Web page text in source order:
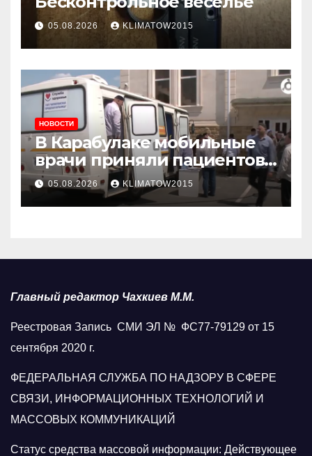
05.08.2026 KLIMATOW2015
НОВОСТИ
В Карабулаке мобильные
врачи приняли пациентов
у стен мечети
05.08.2026 KLIMATOW2015
Главный редактор Чахкиев М.М.
Реестровая Запись СМИ ЭЛ № ФС77-79129 от 15
сентября 2020 г.
ФЕДЕРАЛЬНАЯ СЛУЖБА ПО НАДЗОРУ В СФЕРЕ
СВЯЗИ, ИНФОРМАЦИОННЫХ ТЕХНОЛОГИЙ И
МАССОВЫХ КОММУНИКАЦИЙ
Статус средства массовой информации: Действующее